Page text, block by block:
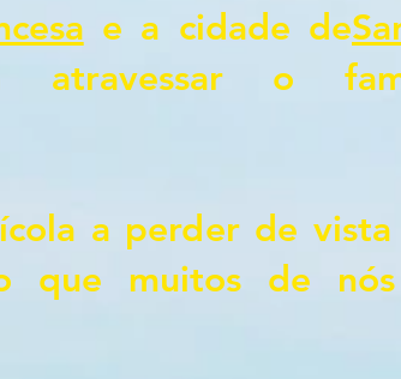
e a cidade de
atravessar o
a perder de
muitos de nós